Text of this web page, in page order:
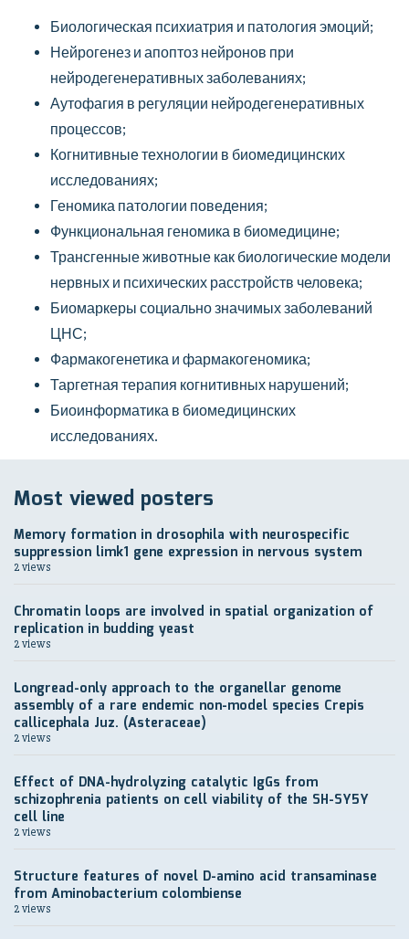
Биологическая психиатрия и патология эмоций;
Нейрогенез и апоптоз нейронов при
нейродегенеративных заболеваниях;
Аутофагия в регуляции нейродегенеративных
процессов;
Когнитивные технологии в биомедицинских
исследованиях;
Геномика патологии поведения;
Функциональная геномика в биомедицине;
Трансгенные животные как биологические модели
нервных и психических расстройств человека;
Биомаркеры социально значимых заболеваний
ЦНС;
Фармакогенетика и фармакогеномика;
Таргетная терапия когнитивных нарушений;
Биоинформатика в биомедицинских
исследованиях.
Most viewed posters
Memory formation in drosophila with neurospecific
suppression limk1 gene expression in nervous system
2 views
Chromatin loops are involved in spatial organization of
replication in budding yeast
2 views
Longread-only approach to the organellar genome
assembly of a rare endemic non-model species Crepis
callicephala Juz. (Asteraceae)
2 views
Effect of DNA-hydrolyzing catalytic IgGs from
schizophrenia patients on cell viability of the SH-SY5Y
cell line
2 views
Structure features of novel D-amino acid transaminase
from Aminobacterium colombiense
2 views